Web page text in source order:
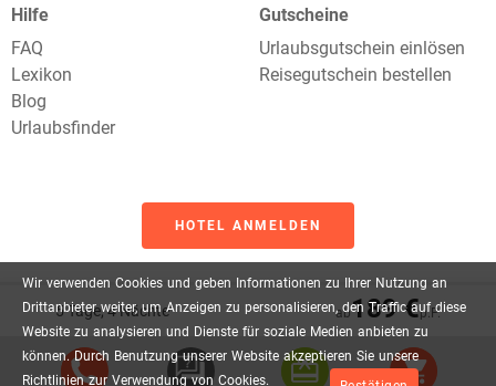
Wir verwenden Cookies und geben Informationen zu Ihrer Nutzung an
Drittanbieter weiter, um Anzeigen zu personalisieren, den Traffic auf diese
Website zu analysieren und Dienste für soziale Medien anbieten zu
können. Durch Benutzung unserer Website akzeptieren Sie unsere
Richtlinien zur Verwendung von Cookies.
5 Tage, 4 Nächte ab189 €p.P.
Hilfe
FAQ
Lexikon
Blog
Urlaubsfinder
Gutscheine
Urlaubsgutschein einlösen
Reisegutschein bestellen
HOTEL ANMELDEN
Empfehlungen: